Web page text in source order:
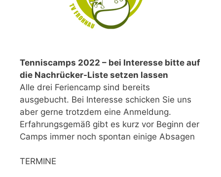
Tenniscamps 2022 – bei Interesse bitte auf
die Nachrücker-Liste setzen lassen
Alle drei Feriencamp sind bereits
ausgebucht. Bei Interesse schicken Sie uns
aber gerne trotzdem eine Anmeldung.
Erfahrungsgemäß gibt es kurz vor Beginn der
Camps immer noch spontan einige Absagen
TERMINE